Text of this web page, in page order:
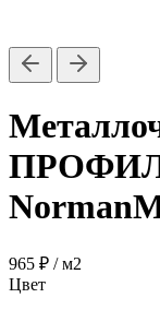
965 ₽ / м2
Цвет